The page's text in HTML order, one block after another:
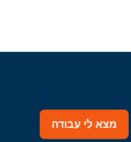
מצא לי עבודה